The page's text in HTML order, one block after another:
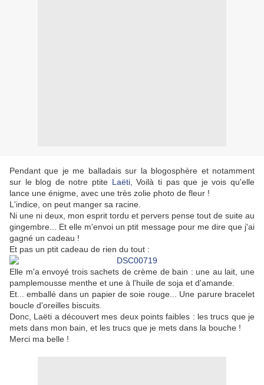
Pendant que je me balladais sur la blogosphère et notamment
sur le blog de notre ptite Laëti, Voilà ti pas que je vois qu'elle
lance une énigme, avec une très zolie photo de fleur !
L'indice, on peut manger sa racine.
Ni une ni deux, mon esprit tordu et pervers pense tout de suite au
gingembre... Et elle m'envoi un ptit message pour me dire que j'ai
gagné un cadeau !
Et pas un ptit cadeau de rien du tout :
Elle m'a envoyé trois sachets de crème de bain : une au lait, une
pamplemousse menthe et une à l'huile de soja et d'amande.
Et... emballé dans un papier de soie rouge... Une parure bracelet
boucle d'oreilles biscuits.
Donc, Laëti a découvert mes deux points faibles : les trucs que je
mets dans mon bain, et les trucs que je mets dans la bouche !
Merci ma belle !